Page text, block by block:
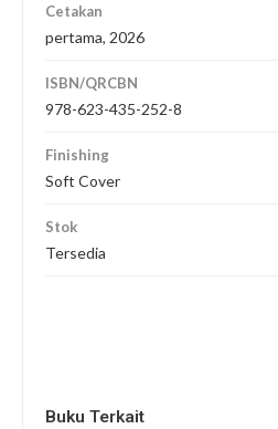
Cetakan
pertama, 2026
ISBN/QRCBN
978-623-435-252-8
Finishing
Soft Cover
Stok
Tersedia
Buku Terkait